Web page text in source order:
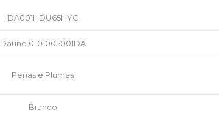
DA001HDU65HYC
Daune 0-01005001DA
Penas e Plumas
Branco